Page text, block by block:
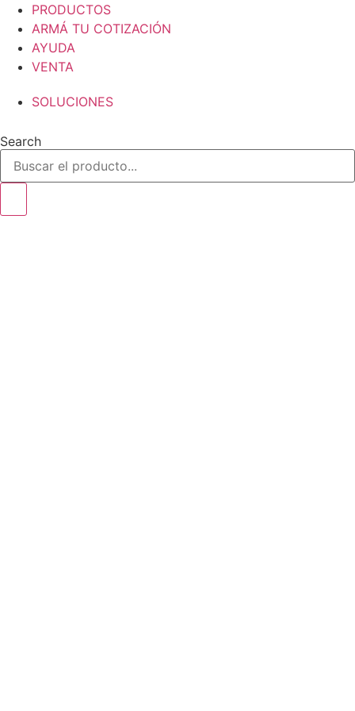
contenido
PRODUCTOS
ARMÁ TU COTIZACIÓN
AYUDA
VENTA
SOLUCIONES
Search